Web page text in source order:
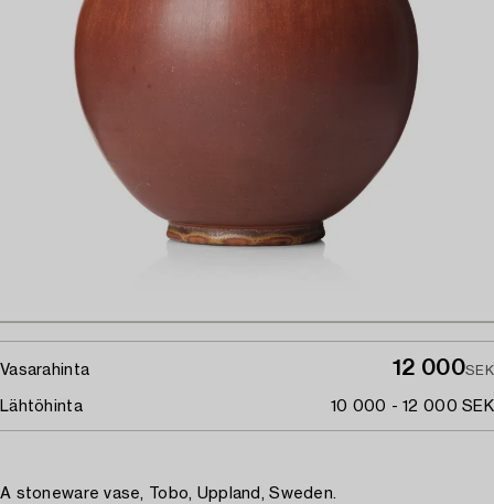
Vasarahinta 12 000SEK
Lähtöhinta 10 000 - 12 000 SEK
A stoneware vase, Tobo, Uppland, Sweden.